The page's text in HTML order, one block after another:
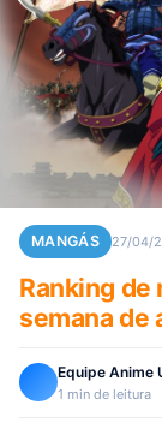
MANGÁS 27/04/
Ranking de
semana de
Equipe Anime
1 min de leitura